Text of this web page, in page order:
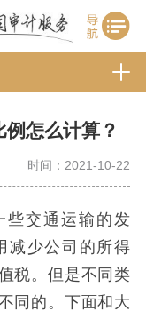
怎么计算？
时间：2021-10-22
些交通运输的发
减少公司的所得
税。但是不同类
同的。下面和大